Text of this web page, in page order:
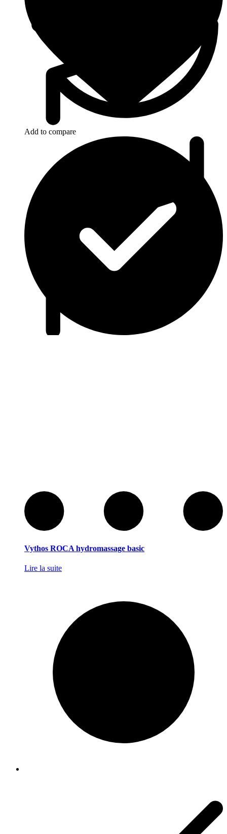
Add to compare
Vythos ROCA hydromassage basic
Lire la suite